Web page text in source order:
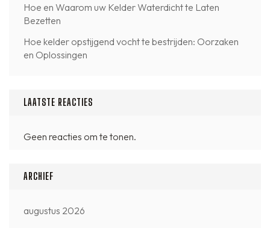
Hoe en Waarom uw Kelder Waterdicht te Laten
Bezetten
Hoe kelder opstijgend vocht te bestrijden: Oorzaken
en Oplossingen
LAATSTE REACTIES
Geen reacties om te tonen.
ARCHIEF
augustus 2026